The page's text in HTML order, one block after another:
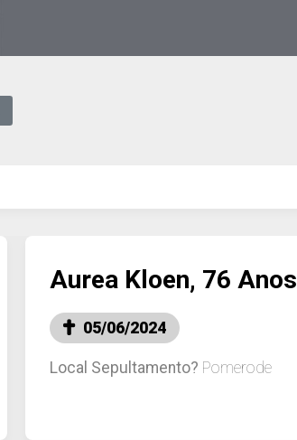
Aurea Kloen, 76 Anos
05/06/2024
Local Sepultamento? Pomerode